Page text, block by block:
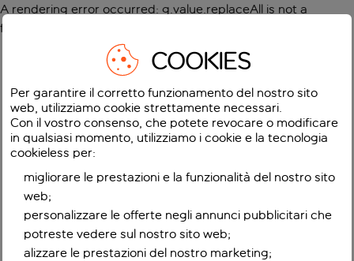
A rendering error occurred: g.value.replaceAll is not a
function
COOKIES
Per garantire il corretto funzionamento del nostro sito
web, utilizziamo cookie strettamente necessari.
Con il vostro consenso, che potete revocare o modificare
in qualsiasi momento, utilizziamo i cookie e la tecnologia
cookieless per:
migliorare le prestazioni e la funzionalità del nostro sito
web;
personalizzare le offerte negli annunci pubblicitari che
potreste vedere sul nostro sito web;
alizzare le prestazioni del nostro marketing;